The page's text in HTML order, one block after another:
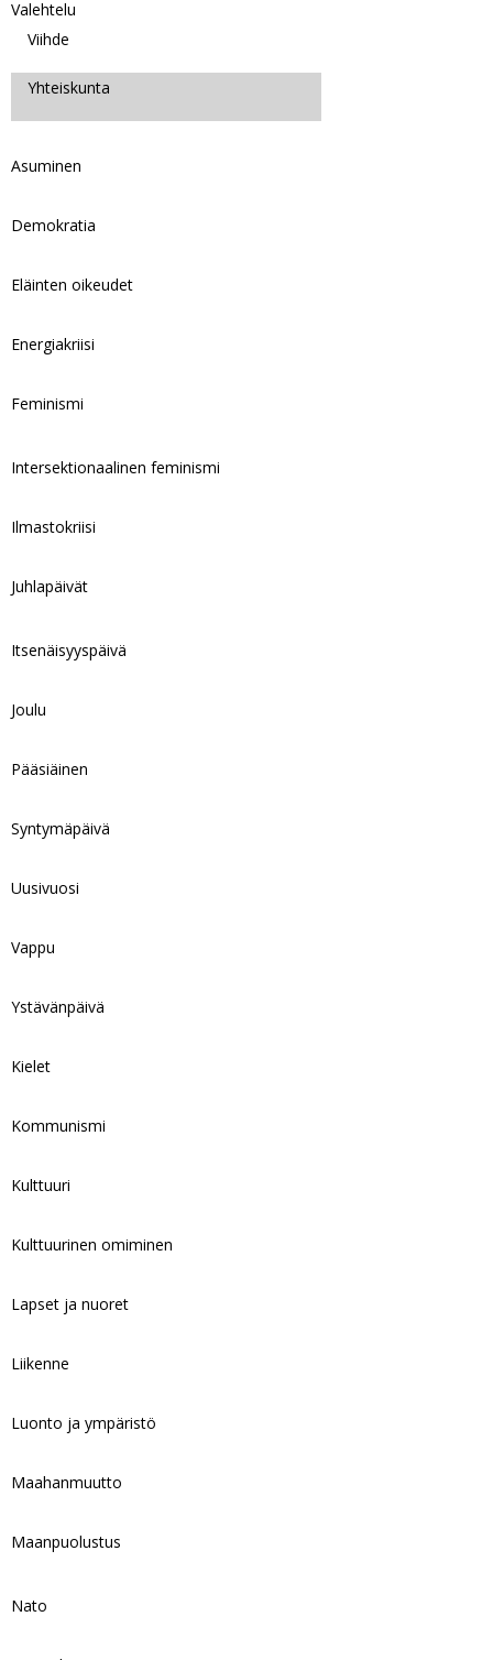
Valehtelu
Viihde
Yhteiskunta
Asuminen
Demokratia
Eläinten oikeudet
Energiakriisi
Feminismi
Intersektionaalinen feminismi
Ilmastokriisi
Juhlapäivät
Itsenäisyyspäivä
Joulu
Pääsiäinen
Syntymäpäivä
Uusivuosi
Vappu
Ystävänpäivä
Kielet
Kommunismi
Kulttuuri
Kulttuurinen omiminen
Lapset ja nuoret
Liikenne
Luonto ja ympäristö
Maahanmuutto
Maanpuolustus
Nato